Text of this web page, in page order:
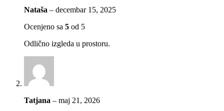
Nataša – decembar 15, 2025
Ocenjeno sa 5 od 5
Odlično izgleda u prostoru.
Tatjana – maj 21, 2026